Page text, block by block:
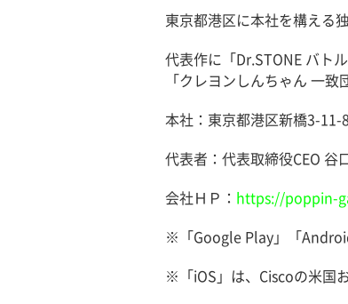
東京都港区に本社を構える
代表作に「Dr.STONE バト
「クレヨンしんちゃん 一致
本社：東京都港区新橋3-
代表者：代表取締役CEO 谷
会社ＨＰ： https://poppin-
※「Google Play」「
※「iOS」は、Ciscoの米国